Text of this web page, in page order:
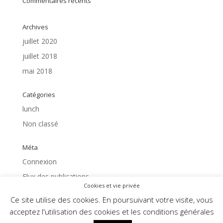
Archives
juillet 2020
juillet 2018
mai 2018
Catégories
lunch
Non classé
Méta
Connexion
Flux des publications
Cookies et vie privée
Ce site utilise des cookies. En poursuivant votre visite, vous
acceptez l'utilisation des cookies et les conditions générales